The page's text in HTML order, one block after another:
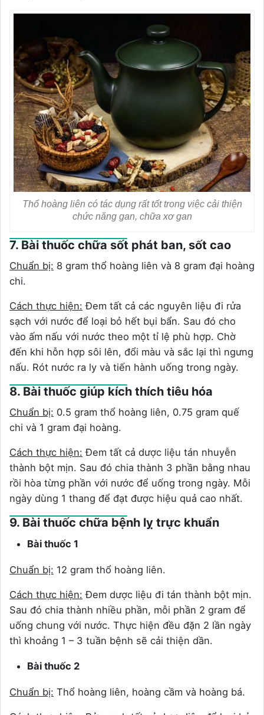
Thổ hoàng liên có tác dụng rất tốt trong việc cải thiện
chức năng gan, chữa xơ gan
7. Bài thuốc chữa sốt phát ban, sốt cao
Chuẩn bị: 8 gram thổ hoàng liên và 8 gram đại hoàng
chi.
Cách thực hiện: Đem tất cả các nguyên liệu đi rửa
sạch với nước để loại bỏ hết bụi bẩn. Sau đó cho
vào ấm nấu với nước theo một tỉ lệ phù hợp. Chờ
đến khi hỗn hợp sôi lên, đổi màu và sắc lại thì ngưng
nấu. Rót nước ra ly và tiến hành uống trong ngày.
8. Bài thuốc giúp kích thích tiêu hóa
Chuẩn bị: 0.5 gram thổ hoàng liên, 0.75 gram quế
chi và 1 gram đại hoàng.
Cách thực hiện: Đem tất cả dược liệu tán nhuyễn
thành bột mịn. Sau đó chia thành 3 phần bằng nhau
rồi hòa từng phần với nước để uống trong ngày. Mỗi
ngày dùng 1 thang để đạt được hiệu quả cao nhất.
9. Bài thuốc chữa bệnh lỵ trực khuẩn
Bài thuốc 1
Chuẩn bị: 12 gram thổ hoàng liên.
Cách thực hiện: Đem dược liệu đi tán thành bột mịn.
Sau đó chia thành nhiều phần, mỗi phần 2 gram để
uống chung với nước. Thực hiện đều đặn 2 lần ngày
thì khoảng 1 – 3 tuần bệnh sẽ cải thiện dần.
Bài thuốc 2
Chuẩn bị: Thổ hoàng liên, hoàng cầm và hoàng bá.